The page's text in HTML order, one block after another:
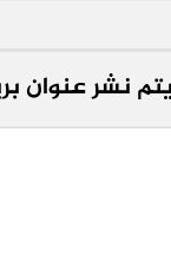
نشر عنوان